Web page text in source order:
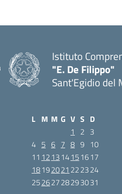
Istituto
"E. De Filippo"
Sant'Egidio del
L M M G V S D
1
2 3
4 5 6 7 8 9 10
11 12 13 1415 1617
18192021 222324
25262728293031